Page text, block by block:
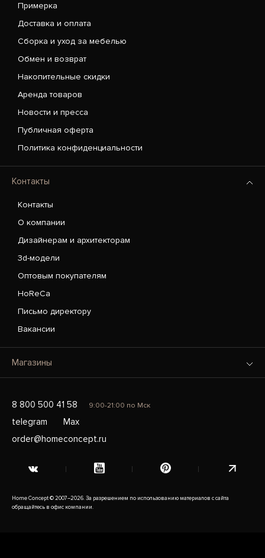
Примерка
Доставка и оплата
Сборка и уход за мебелью
Обмен и возврат
Накопительные скидки
Аренда товаров
Новости и пресса
Публичная оферта
Политика конфиденциальности
Контакты
Контакты
О компании
Дизайнерам и архитекторам
3d-модели
Оптовым покупателям
HoReCa
Письмо директору
Вакансии
Магазины
8 800 500 41 58 9:00-21:00 по Мск
telegram
Max
order@homeconcept.ru
Home Concept © 2007–2026. За разрешением по использованию материалов с сайта
обращайтесь в офис компании.